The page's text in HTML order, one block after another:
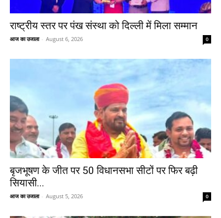
राष्ट्रीय स्तर पर पंख संस्था को दिल्ली में मिला सम्मान
आज का उजाला - August 6, 2026 0
बृजभूषण के जीत पर 50 विधानसभा सीटों पर फिर बढ़ी
सियासी...
आज का उजाला - August 5, 2026 0